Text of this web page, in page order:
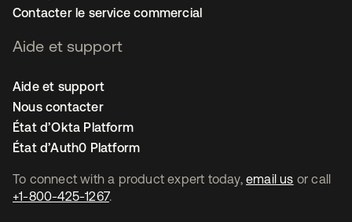
To connect with a product expert today, email us or call
+1-800-425-1267.
Contacter le service commercial
Aide et support
Aide et support
Nous contacter
État d’Okta Platform
État d’Auth0 Platform